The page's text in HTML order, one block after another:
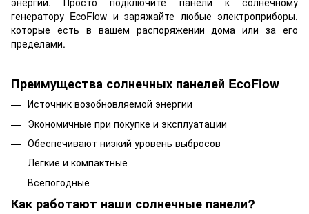
генератору EcoFlow и заряжайте любые электроприборы,
которые есть в вашем распоряжении дома или за его
пределами.
Преимущества солнечных панелей EcoFlow
Источник возобновляемой энергии
Экономичные при покупке и эксплуатации
Обеспечивают низкий уровень выбросов
Легкие и компактные
Всепогодные
Как работают наши солнечные панели?